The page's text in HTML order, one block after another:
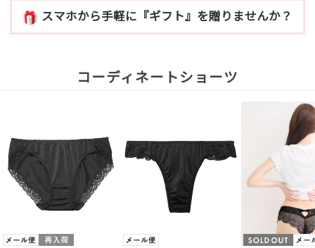
スマホから手軽に『ギフト』を贈りませんか？
コーディネートショーツ